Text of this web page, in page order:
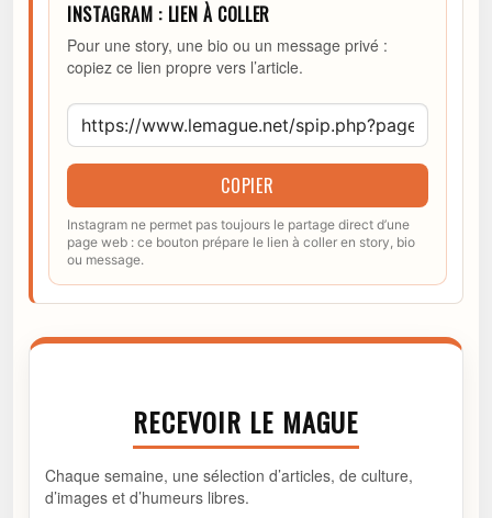
INSTAGRAM : LIEN À COLLER
Pour une story, une bio ou un message privé :
copiez ce lien propre vers l’article.
COPIER
Instagram ne permet pas toujours le partage direct d’une
page web : ce bouton prépare le lien à coller en story, bio
ou message.
RECEVOIR LE MAGUE
Chaque semaine, une sélection d’articles, de culture,
d’images et d’humeurs libres.